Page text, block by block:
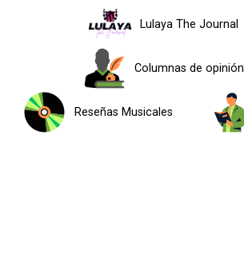
Lulaya The Journal
Columnas de opinión
Reseñas Musicales